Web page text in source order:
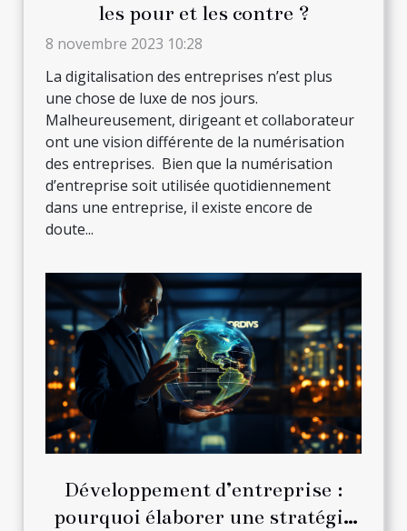
les pour et les contre ?
8 novembre 2023 10:28
La digitalisation des entreprises n’est plus
une chose de luxe de nos jours.
Malheureusement, dirigeant et collaborateur
ont une vision différente de la numérisation
des entreprises. Bien que la numérisation
d’entreprise soit utilisée quotidiennement
dans une entreprise, il existe encore de
doute...
Développement d’entreprise :
pourquoi élaborer une stratégie